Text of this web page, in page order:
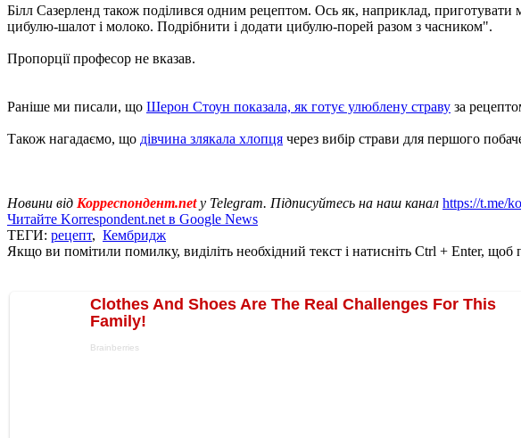
Білл Сазерленд також поділився одним рецептом. Ось як, наприклад,
цибулю-шалот і молоко. Подрібнити і додати цибулю-порей разом з часником".
Пропорції професор не вказав.
Раніше ми писали, що Шерон Стоун показала, як готує улюблену страву за
Також нагадаємо, що дівчина злякала хлопця через вибір страви для першого
Новини від Корреспондент.net у Telegram. Підписуйтесь на наш канал https://t.me/
Читайте Korrespondent.net в Google News
ТЕГИ: рецепт, Кембридж
Якщо ви помітили помилку, виділіть необхідний текст і натисніть Ctrl + Enter,